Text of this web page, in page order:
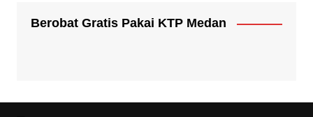
Berobat Gratis Pakai KTP Medan